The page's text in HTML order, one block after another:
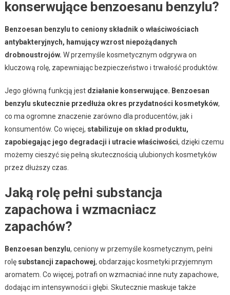
konserwujące benzoesanu benzylu?
Benzoesan benzylu to ceniony składnik o właściwościach
antybakteryjnych, hamujący wzrost niepożądanych
drobnoustrojów. W przemyśle kosmetycznym odgrywa on
kluczową rolę, zapewniając bezpieczeństwo i trwałość produktów.
Jego główną funkcją jest działanie konserwujące. Benzoesan
benzylu skutecznie przedłuża okres przydatności kosmetyków,
co ma ogromne znaczenie zarówno dla producentów, jak i
konsumentów. Co więcej, stabilizuje on skład produktu,
zapobiegając jego degradacji i utracie właściwości, dzięki czemu
możemy cieszyć się pełną skutecznością ulubionych kosmetyków
przez dłuższy czas.
Jaką rolę pełni substancja
zapachowa i wzmacniacz
zapachów?
Benzoesan benzylu, ceniony w przemyśle kosmetycznym, pełni
rolę substancji zapachowej, obdarzając kosmetyki przyjemnym
aromatem. Co więcej, potrafi on wzmacniać inne nuty zapachowe,
dodając im intensywności i głębi. Skutecznie maskuje także